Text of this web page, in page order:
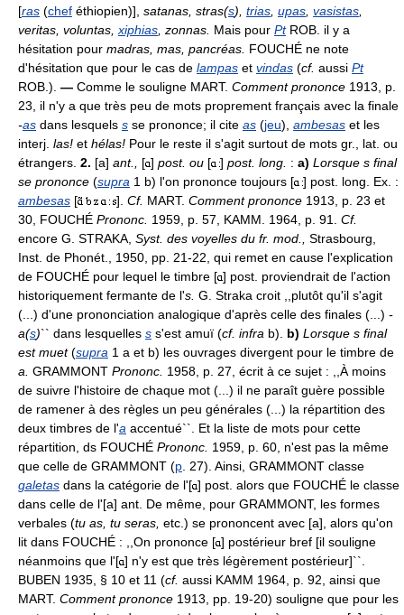
[ras (chef éthiopien)], satanas, stras(s), trias upas vasistas
veritas, voluntas, xiphias , zonnas. Mais pour PtROB. il y a
hésitation pour madras, mas, pancréas. FOUCHÉ ne note
d'hésitation que pour le cas de lampas et vindas (cf. aussi Pt
ROB.). — Comme le souligne MART. Comment prononce 1913, p.
23, il n'y a que très peu de mots proprement français avec la finale
-as dans lesquels s se prononce; il cite as (jeu), ambesas et les
interj. las! et hélas! Pour le reste il s'agit surtout de mots gr., lat. ou
étrangers. 2. [a] ant., [ ] post. ou [ ] post. long. : a) Lorsque s final
se prononce (supra 1 b) l'on prononce toujours [
] post. long. Ex. :
ambesas [ ]. Cf. MART. Comment prononce 1913, p. 23 et
30, FOUCHÉ Prononc. 1959, p. 57, KAMM. 1964, p. 91. Cf.
encore G. STRAKA, Syst. des voyelles du fr. mod.,
Strasbourg,
Inst. de Phonét., 1950, pp. 21-22, qui remet en cause l'explication
de FOUCHÉ pour lequel le timbre [ ] post. proviendrait de l'action
historiquement fermante de l's. G. Straka croit ,,plutôt qu'il s'agit
(...) d'une prononciation analogique d'après celle des finales (...) -
a(s)`` dans lesquelles s s'est amuï (cf. infra b). b) Lorsque s final
est muet(supra 1 a et b) les ouvrages divergent pour le timbre de
a. GRAMMONT Prononc. 1958, p. 27, écrit à ce sujet : ,,À moins
de suivre l'histoire de chaque mot (...) il ne paraît guère possible
de ramener à des règles un peu générales (...) la répartition des
deux timbres de l'a accentué``. Et la liste de mots pour cette
répartition, ds FOUCHÉ Prononc. 1959, p. 60, n'est pas la même
que celle de GRAMMONT (p . 27). Ainsi, GRAMMONT classe
galetas dans la catégorie de l'[ ] post. alors que FOUCHÉ le classe
dans celle de l'[a] ant. De même, pour GRAMMONT, les formes
verbales (tu as, tu seras, etc.) se prononcent avec [a], alors qu'on
lit dans FOUCHÉ : ,,On prononce [ ] postérieur bref [il souligne
néanmoins que l'[ ] n'y est que très légèrement postérieur]``.
BUBEN 1935, § 10 et 11 (cf. aussi KAMM 1964, p. 92, ainsi que
MART. Comment prononce 1913, pp. 19-20) souligne que pour les